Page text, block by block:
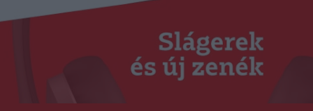
Műsorok
Duma Duba
Podcast és videók
Stáb